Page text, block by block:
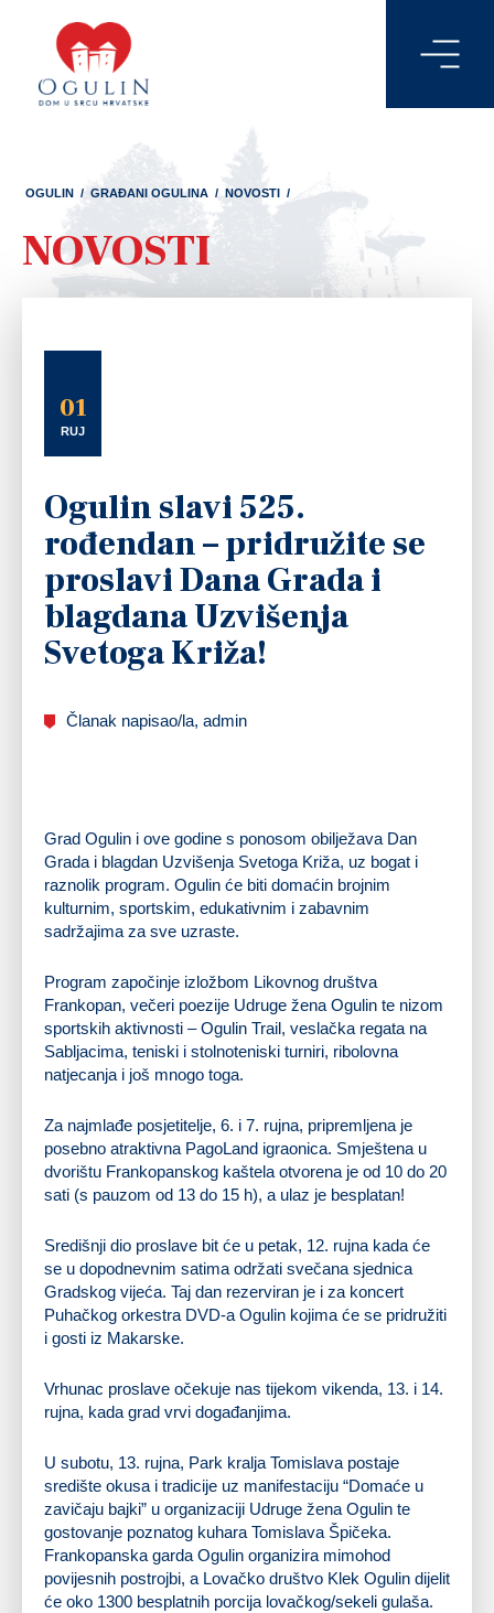
OGULIN / GRAĐANI OGULINA / NOVOSTI /
NOVOSTI
01
RUJ
Ogulin slavi 525.
rođendan – pridružite se
proslavi Dana Grada i
blagdana Uzvišenja
Svetoga Križa!
Članak napisao/la, admin
Grad Ogulin i ove godine s ponosom obilježava Dan
Grada i blagdan Uzvišenja Svetoga Križa, uz bogat i
raznolik program. Ogulin će biti domaćin brojnim
kulturnim, sportskim, edukativnim i zabavnim
sadržajima za sve uzraste.
Program započinje izložbom Likovnog društva
Frankopan, večeri poezije Udruge žena Ogulin te nizom
sportskih aktivnosti – Ogulin Trail, veslačka regata na
Sabljacima, teniski i stolnoteniski turniri, ribolovna
natjecanja i još mnogo toga.
Za najmlađe posjetitelje, 6. i 7. rujna, pripremljena je
posebno atraktivna PagoLand igraonica. Smještena u
dvorištu Frankopanskog kaštela otvorena je od 10 do 20
sati (s pauzom od 13 do 15 h), a ulaz je besplatan!
Središnji dio proslave bit će u petak, 12. rujna kada će
se u dopodnevnim satima održati svečana sjednica
Gradskog vijeća. Taj dan rezerviran je i za koncert
Puhačkog orkestra DVD-a Ogulin kojima će se pridružiti
i gosti iz Makarske.
Vrhunac proslave očekuje nas tijekom vikenda, 13. i 14.
rujna, kada grad vrvi događanjima.
U subotu, 13. rujna, Park kralja Tomislava postaje
središte okusa i tradicije uz manifestaciju “Domaće u
zavičaju bajki” u organizaciji Udruge žena Ogulin te
gostovanje poznatog kuhara Tomislava Špičeka.
Frankopanska garda Ogulin organizira mimohod
povijesnih postrojbi, a Lovačko društvo Klek Ogulin dijelit
će oko 1300 besplatnih porcija lovačkog/sekeli gulaša.